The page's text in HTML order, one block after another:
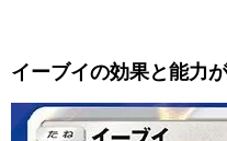
イーブイの効果と能力